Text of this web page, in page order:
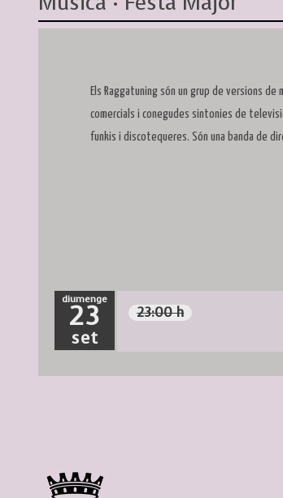
Els Raggatuning són un grup de versions
comercials i conegudes sintonies de
funkis i discotequeres. Són una banda de
diumenge
23
set
23:00 h